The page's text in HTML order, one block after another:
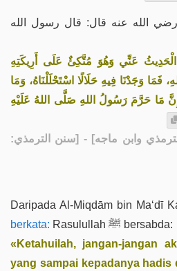
الله عنه قال: قال رسول الله
عَنِّي وَهُوَ مُتَّكِئٌ عَلَى أَرِيكَتِهِ
فَمَا وَجَدْنَا فِيهِ حَلَالًا اسْتَحْلَلْنَاهُ، وَمَا
مَا حَرَّمَ رَسُولُ اللهِ صَلَّى اللهُ عَلَيْهِ
وابن ماجه] - [سنن الترمذي:
berkata:
Rasulullah ﷺ bersabda:
«Ketahuilah, jangan-jangan
yang sampai kepadanya hadis